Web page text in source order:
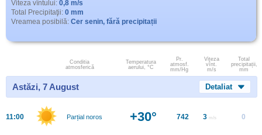
Viteza vîntului: 0,8 m/s
Total Precipitaţii: 0 mm
Vreamea posibilă: Cer senin, fără precipitații
Conditia
atmosferică
Temperatura
aerului, °C
Pr.
atmosf.
mm/Hg
Viteza
vînt.
m/s
Total
precipitații,
mm
Astăzi, 7 August Detaliat
11:00 Parțial noros +30° 742 3 m/s 0